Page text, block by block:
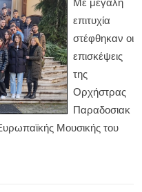
Με μεγάλη
επιτυχία
στέφθηκαν οι
επισκέψεις
της
Ορχήστρας
Παραδοσιακ
Μουσικής του